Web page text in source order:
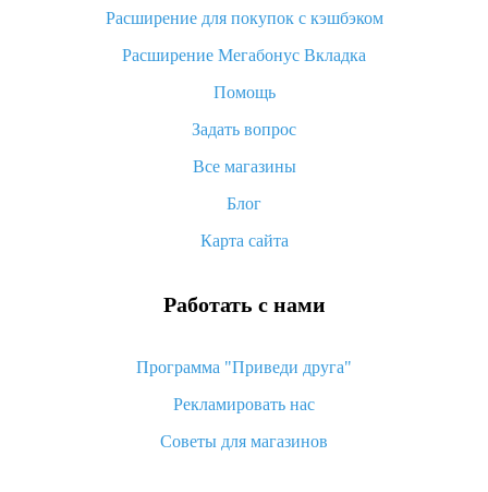
«AliExpress Standard Shipping»: что это за метод доставки и
как его отслеживать
Как покупать оптом на Алиэкспресс
Что делать, если не пришел товар с Алиэкспресс
возврата денег
Расширение для покупок с кэшбэком
Расширение Мегабонус Вкладка
Помощь
Задать вопрос
Все магазины
Блог
Карта сайта
Работать с нами
Программа "Приведи друга"
Рекламировать нас
Советы для магазинов